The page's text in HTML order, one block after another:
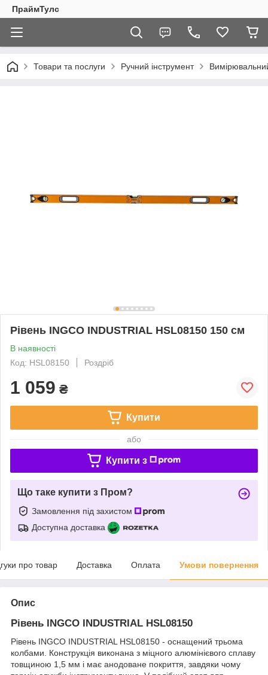
ПраймТулс
Товари та послуги Ручний інструмент
Рівень INGCO INDUSTRIAL HSL08150 150 см
В наявності
Код: HSL08150
Роздріб
1 059 ₴
Купити
або
Купити з
Що таке купити з Пром?
Замовлення під захистом
Доступна доставка
про товар Доставка Оплата Умови повернення
Опис
Рівень INGCO INDUSTRIAL HSL08150
Рівень INGCO INDUSTRIAL HSL08150 - оснащений трьома
колбами. Конструкція виконана з міцного алюмінієвого сплаву
товщиною 1,5 мм і має анодоване покриття, завдяки чому